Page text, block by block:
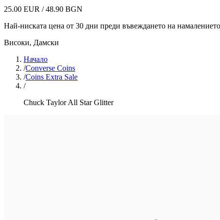
25.00 EUR / 48.90 BGN
Най-ниската цена от 30 дни преди въвеждането на намалението
Високи, Дамски
Начало
/Converse Coins
/Coins Extra Sale
/
Chuck Taylor All Star Glitter